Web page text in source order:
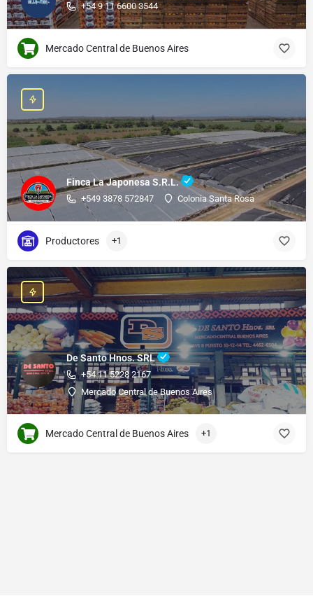
+54 9 11 6600 3544
Mercado Central de Buenos Aires
Finca La Japonesa S.R.L.
+549 3878 572847 Colonia Santa Rosa
Productores +1
De Santo Hnos. SRL
+54 11 5228 2167
Mercado Central de Buenos Aires
Mercado Central de Buenos Aires +1